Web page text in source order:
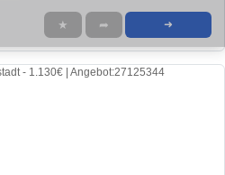
★ ➦ ➜